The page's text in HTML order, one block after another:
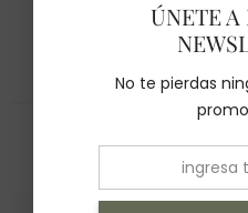
También Te
ÚNETE A
No te pierdas